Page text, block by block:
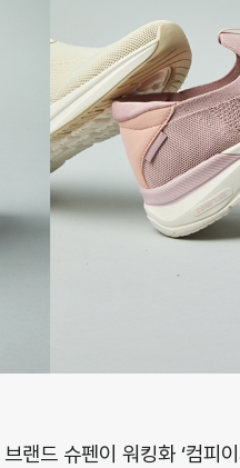
랜드 슈펜이 워킹화 ‘컴피